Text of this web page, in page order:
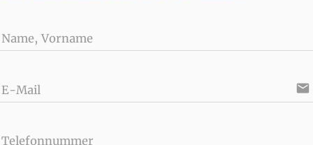
Name, Vorname
E-Mail email
Telefonnummer